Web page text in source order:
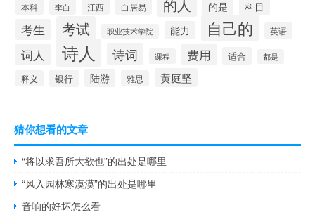
本科
李白 江西 白居易 的人 的是 科目
考生 考试 职业技术学院 能力 自己的 英语
词人 诗人 诗词 课程 费用 适合 都是
释义 银行 陆游 雅思 黄庭坚
猜你想看的文章
“将以求吾所大欲也”的出处是哪里
“风入园林寒漠漠”的出处是哪里
音响的好坏怎么看